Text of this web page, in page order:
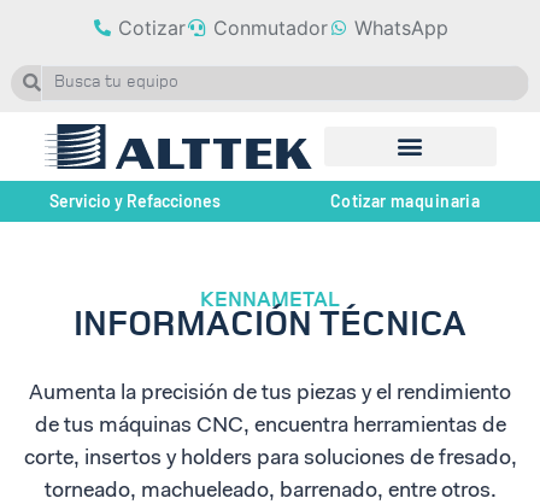
Cotizar Conmutador WhatsApp
Servicio y Refacciones Cotizar maquinaria
KENNAMETAL
INFORMACIÓN TÉCNICA
Aumenta la precisión de tus piezas y el rendimiento
de tus máquinas CNC, encuentra herramientas de
corte, insertos y holders para soluciones de fresado,
torneado, machueleado, barrenado, entre otros.